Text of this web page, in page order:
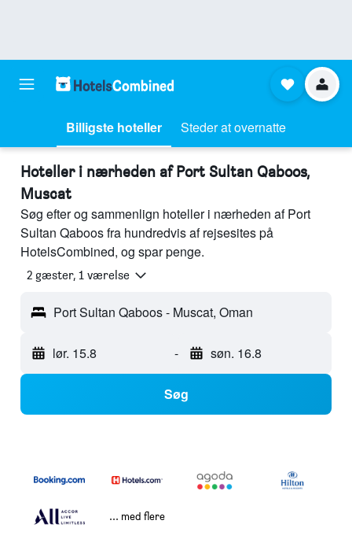
Billigste hoteller Steder at overnatte
Hoteller i nærheden af Port Sultan Qaboos,
Muscat
Søg efter og sammenlign hoteller i nærheden af Port
Sultan Qaboos fra hundredvis af rejsesites på
HotelsCombined, og spar penge.
2 gæster, 1 værelse
Port Sultan Qaboos - Muscat, Oman
lør. 15.8 - søn. 16.8
Søg
... med flere